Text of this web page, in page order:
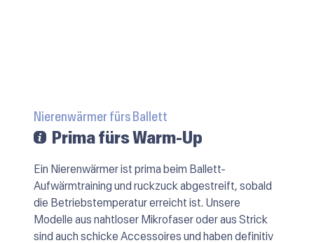
Nierenwärmer fürs Ballett
Prima fürs Warm-Up
Ein Nierenwärmer ist prima beim Ballett-
Aufwärmtraining und ruckzuck abgestreift, sobald
die Betriebstemperatur erreicht ist. Unsere
Modelle aus nahtloser Mikrofaser oder aus Strick
sind auch schicke Accessoires und haben definitiv